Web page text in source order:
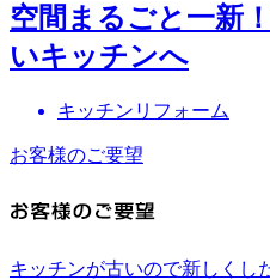
空間まるごと一新
いキッチンへ
キッチンリフォーム
お客様のご要望
キッチンが古いので新しくし